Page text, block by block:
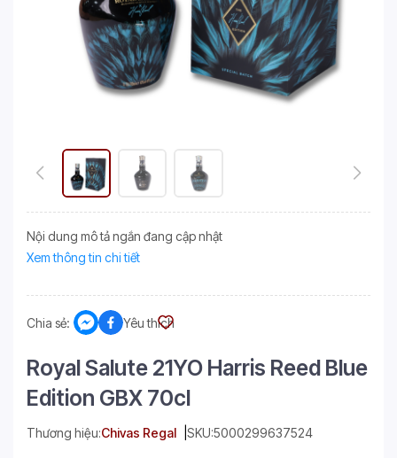
Nội dung mô tả ngắn đang cập nhật
Xem thông tin chi tiết
Chia sẻ: Yêu thích
Royal Salute 21YO Harris Reed Blue
Edition GBX 70cl
Thương hiệu:Chivas Regal SKU:5000299637524